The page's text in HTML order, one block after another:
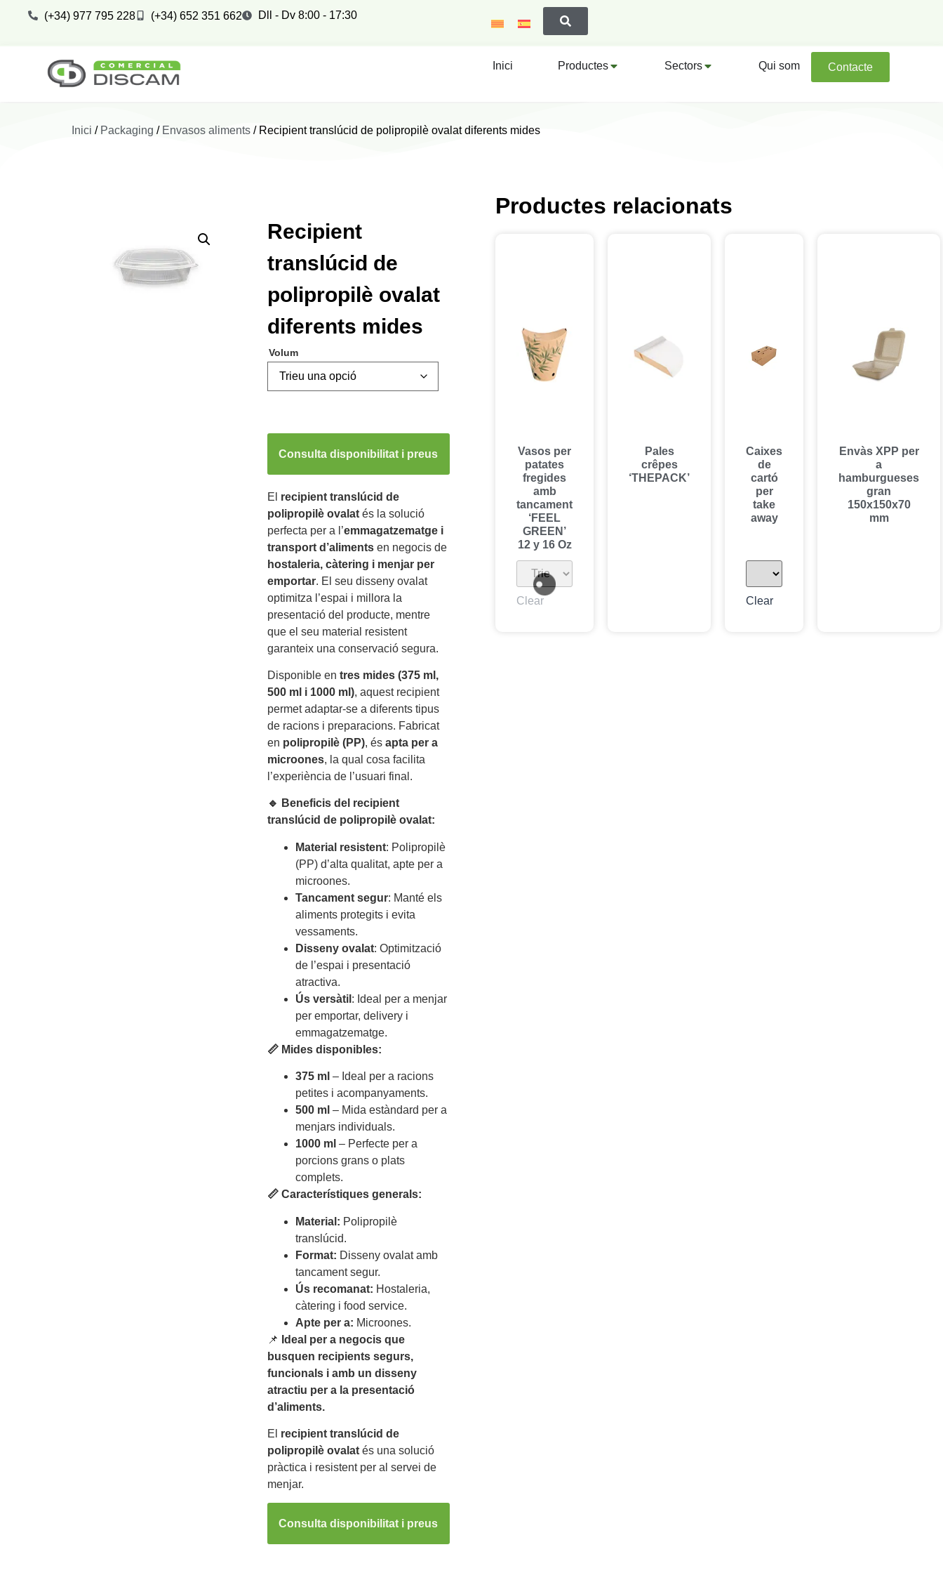
(+34) 977 795 228 (+34) 652 351 662 Dll - Dv 8:00 - 17:30
Inici Productes Sectors Qui som Contacte
Inici / Packaging / Envasos aliments / Recipient translúcid de polipropilè ovalat diferents mides
Recipient
translúcid de
polipropilè ovalat
diferents mides
Volum
Consulta disponibilitat i preus
El recipient translúcid de
polipropilè ovalatés la solució
perfecta per a l’emmagatzematge i
transport d’alimentsen negocis de
hostaleria, càtering i menjar per
emportar. El seu disseny ovalat
optimitza l’espai i millora la
presentació del producte, mentre
que el seu material resistent
garanteix una conservació segura.
Disponible en tres mides (375 ml,
500 ml i 1000 ml), aquest recipient
permet adaptar-se a diferents tipus
de racions i preparacions. Fabricat
en polipropilè (PP), és apta per a
microones, la qual cosa facilita
l’experiència de l’usuari final.
🔹 Beneficis del recipient
translúcid de polipropilè ovalat:
Material resistent: Polipropilè
(PP) d’alta qualitat, apte per a
microones.
Tancament segur: Manté els
aliments protegits i evita
vessaments.
Disseny ovalat: Optimització
de l’espai i presentació
atractiva.
Ús versàtil : Ideal per a menjar
per emportar, delivery i
emmagatzematge.
📏 Mides disponibles:
375 ml – Ideal per a racions
petites i acompanyaments.
500 ml – Mida estàndard per a
menjars individuals.
1000 ml – Perfecte per a
porcions grans o plats
complets.
📏 Característiques generals:
Material: Polipropilè
translúcid.
Format: Disseny ovalat amb
tancament segur.
Ús recomanat: Hostaleria,
càtering i food service.
Apte per a: Microones.
📌 Ideal per a negocis que
busquen recipients segurs,
funcionals i amb un disseny
atractiu per a la presentació
d’aliments.
El recipient translúcid de
polipropilè ovalatés una solució
pràctica i resistent per al servei de
menjar.
Consulta disponibilitat i preus
Productes relacionats
Vasos per
patates
fregides
amb
tancament
‘FEEL
GREEN’
12 y 16 Oz
Clear
Pales
crêpes
‘THEPACK’
Caixes
de
cartó
per
take
away
Clear
Envàs XPP per
a
hamburgueses
gran
150x150x70
mm